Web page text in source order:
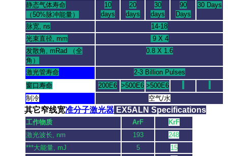
静态气体寿命
（50%脉冲能量）
10
days
20
days
30
days
90
Days
30 Days
脉宽, ns
14-18
光束直径, mm
9 X 4
发散角, mRad （全
角）
0.8 X 1.6
激光管寿命
2-3 Billion Pulses
窗口寿命
200E6 >500E6 >500E6
制冷
空气/水
其它窄线宽准分子激光器 EX5ALN Specifications
工作物质 ArF
KrF
激光波长, nm
193
248
***大能量, mJ
5
15